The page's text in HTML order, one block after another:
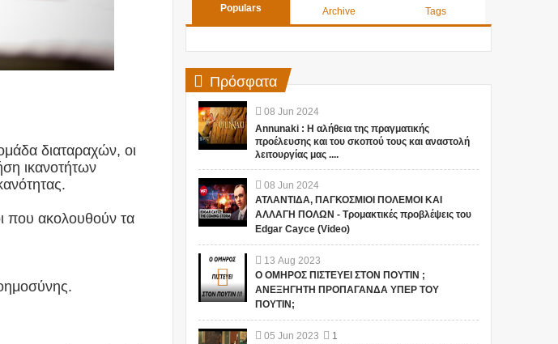
διαταραχών, οι
ικανοτήτων
που ακολουθούν τα
Populars Archive Tags
Πρόσφατα
08 Jun 2024
Annunaki : Η αλήθεια της πραγματικής
προέλευσης και του σκοπού τους και αναστολή
λειτουργίας μας ....
08 Jun 2024
ΑΤΛΑΝΤΙΔΑ, ΠΑΓΚΟΣΜΙΟΙ ΠΟΛΕΜΟΙ ΚΑΙ
ΑΛΛΑΓΗ ΠΟΛΩΝ - Τρομακτικές προβλέψεις του
Edgar Cayce (Video)
13 Aug 2023
Ο ΟΜΗΡΟΣ ΠΙΣΤΕΥΕΙ ΣΤΟΝ ΠΟΥΤΙΝ ;
ΑΝΕΞΗΓΗΤΗ ΠΡΟΠΑΓΑΝΔΑ ΥΠΕΡ ΤΟΥ
ΠΟΥΤΙΝ;
05 Jun 2023
1